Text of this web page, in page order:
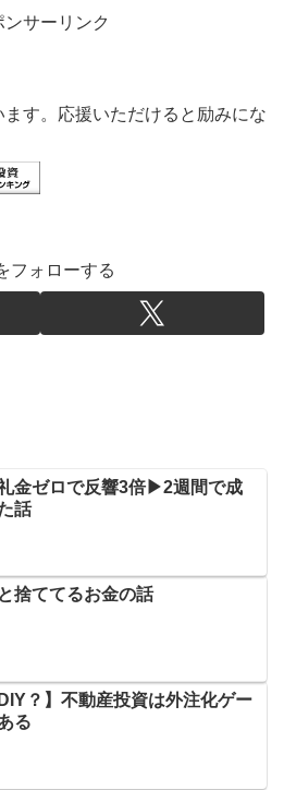
ンサーリンク
す。応援いただけると励みにな
フォローする
金ゼロで反響3倍▶2週間で成
話
捨ててるお金の話
DIY？】不動産投資は外注化ゲー
る